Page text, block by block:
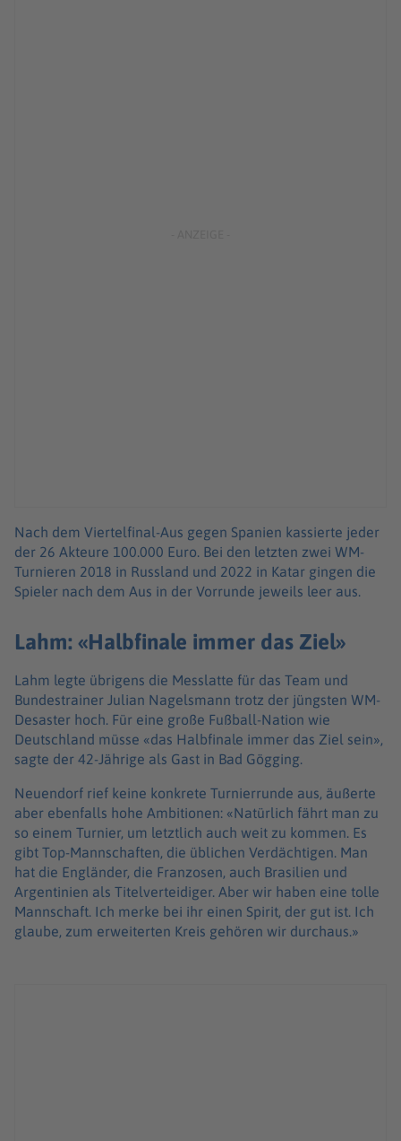
Nach dem Viertelfinal-Aus gegen Spanien kassierte jeder
der 26 Akteure 100.000 Euro. Bei den letzten zwei WM-
Turnieren 2018 in Russland und 2022 in Katar gingen die
Spieler nach dem Aus in der Vorrunde jeweils leer aus.
Lahm: «Halbfinale immer das Ziel»
Lahm legte übrigens die Messlatte für das Team und
Bundestrainer Julian Nagelsmann trotz der jüngsten WM-
Desaster hoch. Für eine große Fußball-Nation wie
Deutschland müsse «das Halbfinale immer das Ziel sein»,
sagte der 42-Jährige als Gast in Bad Gögging.
Neuendorf rief keine konkrete Turnierrunde aus, äußerte
aber ebenfalls hohe Ambitionen: «Natürlich fährt man zu
so einem Turnier, um letztlich auch weit zu kommen. Es
gibt Top-Mannschaften, die üblichen Verdächtigen. Man
hat die Engländer, die Franzosen, auch Brasilien und
Argentinien als Titelverteidiger. Aber wir haben eine tolle
Mannschaft. Ich merke bei ihr einen Spirit, der gut ist. Ich
glaube, zum erweiterten Kreis gehören wir durchaus.»